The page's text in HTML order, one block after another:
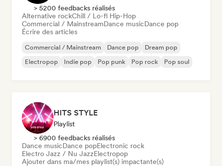
> 5200 feedbacks réalisés
Alternative rockChill / Lo-fi Hip-Hop
Commercial / MainstreamDance musicDance pop
Écrire des articles
Commercial / Mainstream Dance pop
Dream pop
Electropop
Indie pop Pop punk Pop rock Pop soul
HITS STYLE
Playlist
> 6900 feedbacks réalisés
Dance musicDance popElectronic rock
Electro Jazz / Nu JazzElectropop
Ajouter dans ma/mes playlist(s) impactante(s)